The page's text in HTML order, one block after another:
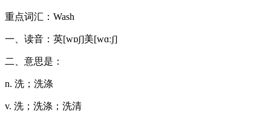
重点词汇：Wash
一、读音：英[wɒʃ]美[wɑːʃ]
二、意思是：
n. 洗；洗涤
v. 洗；洗涤；洗清